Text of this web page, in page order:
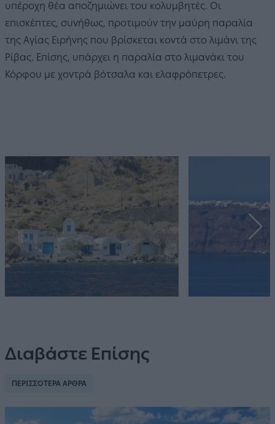
υπέροχη θέα αποζημιώνει του κολυμβητές. Οι
επισκέπτες, συνήθως, προτιμούν την μαύρη παραλία
της Αγίας Ειρήνης που βρίσκεται κοντά στο λιμάνι της
Ρίβας. Επίσης, υπάρχει η παραλία στο λιμανάκι του
Κόρφου με χοντρά βότσαλα και ελαφρόπετρες.
Διαβάστε Επίσης
ΠΕΡΙΣΣΟΤΕΡΑ ΑΡΘΡΑ